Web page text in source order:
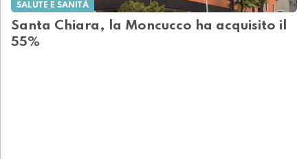
SALUTE E SANITÀ
Santa Chiara, la Moncucco ha acquisito il
55%